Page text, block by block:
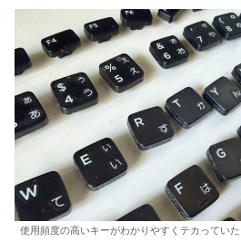
使用頻度の高いキーがわかりやすくテカっていた